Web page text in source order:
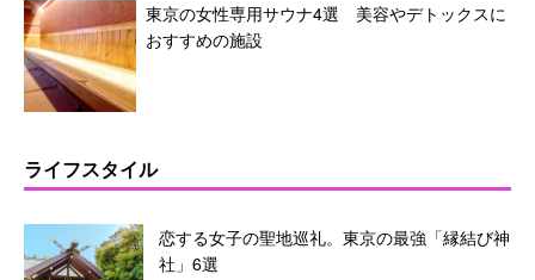
東京の女性専用サウナ4選 美容やデトックスに
おすすめの施設
ライフスタイル
恋する女子の聖地巡礼。東京の最強「縁結び神
社」6選